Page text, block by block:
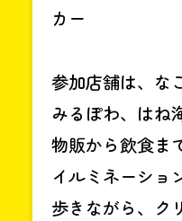
カー
参加店舗は、な
みるぽわ、はね
物販から飲食ま
イルミネーショ
歩きながら、ク